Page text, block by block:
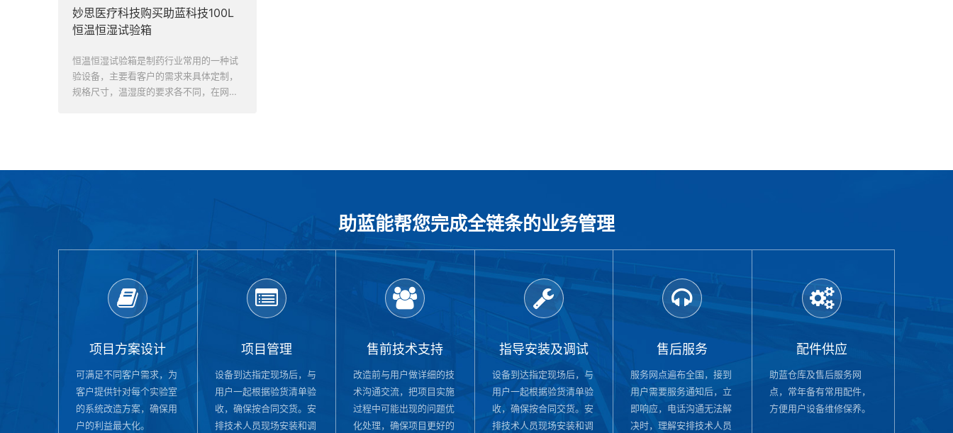
妙思医疗科技购买助蓝科技100L
恒温恒湿试验箱
恒温恒湿试验箱是制药行业常用的一种试
验设备，主要看客户的需求来具体定制，
规格尺寸，温湿度的要求各不同，在网上
助蓝能帮您完成全链条的业务管理
项目方案设计
可满足不同客户需求，为
客户提供针对每个实验室
的系统改造方案，确保用
户的利益最大化。
项目管理
设备到达指定现场后，与
用户一起根据验货清单验
收，确保按合同交货。安
排技术人员现场安装和调
售前技术支持
改造前与用户做详细的技
术沟通交流，把项目实施
过程中可能出现的问题优
化处理，确保项目更好的
指导安装及调试
设备到达指定现场后，与
用户一起根据验货清单验
收，确保按合同交货。安
排技术人员现场安装和调
售后服务
服务网点遍布全国，接到
用户需要服务通知后，立
即响应，电话沟通无法解
决时，理解安排技术人员
配件供应
助蓝仓库及售后服务网
点，常年备有常用配件，
方便用户设备维修保养。